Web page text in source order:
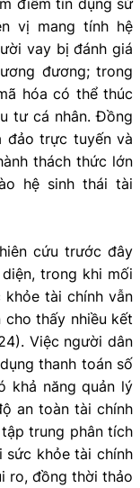
vị mang tính hệ
vay bị đánh giá
đương; trong
hóa có thể thúc
tư cá nhân. Đồng
đảo trực tuyến và
thách thức lớn
hệ sinh thái tài
cứu trước đây
trong khi mối
tài chính vẫn
thấy nhiều kết
Việc người dân
thanh toán số
khả năng quản lý
an toàn tài chính
trung phân tích
sức khỏe tài chính
ro, đồng thời thảo